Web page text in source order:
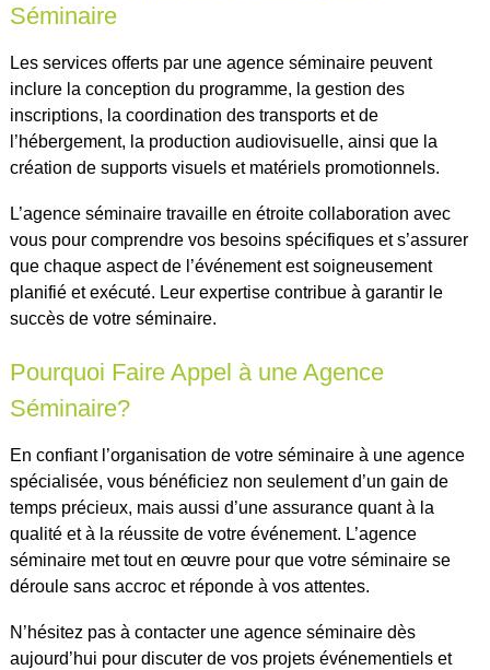
Séminaire
Les services offerts par une agence séminaire peuvent
inclure la conception du programme, la gestion des
inscriptions, la coordination des transports et de
l’hébergement, la production audiovisuelle, ainsi que la
création de supports visuels et matériels promotionnels.
L’agence séminaire travaille en étroite collaboration avec
vous pour comprendre vos besoins spécifiques et s’assurer
que chaque aspect de l’événement est soigneusement
planifié et exécuté. Leur expertise contribue à garantir le
succès de votre séminaire.
Pourquoi Faire Appel à une Agence
Séminaire?
En confiant l’organisation de votre séminaire à une agence
spécialisée, vous bénéficiez non seulement d’un gain de
temps précieux, mais aussi d’une assurance quant à la
qualité et à la réussite de votre événement. L’agence
séminaire met tout en œuvre pour que votre séminaire se
déroule sans accroc et réponde à vos attentes.
N’hésitez pas à contacter une agence séminaire dès
aujourd’hui pour discuter de vos projets événementiels et